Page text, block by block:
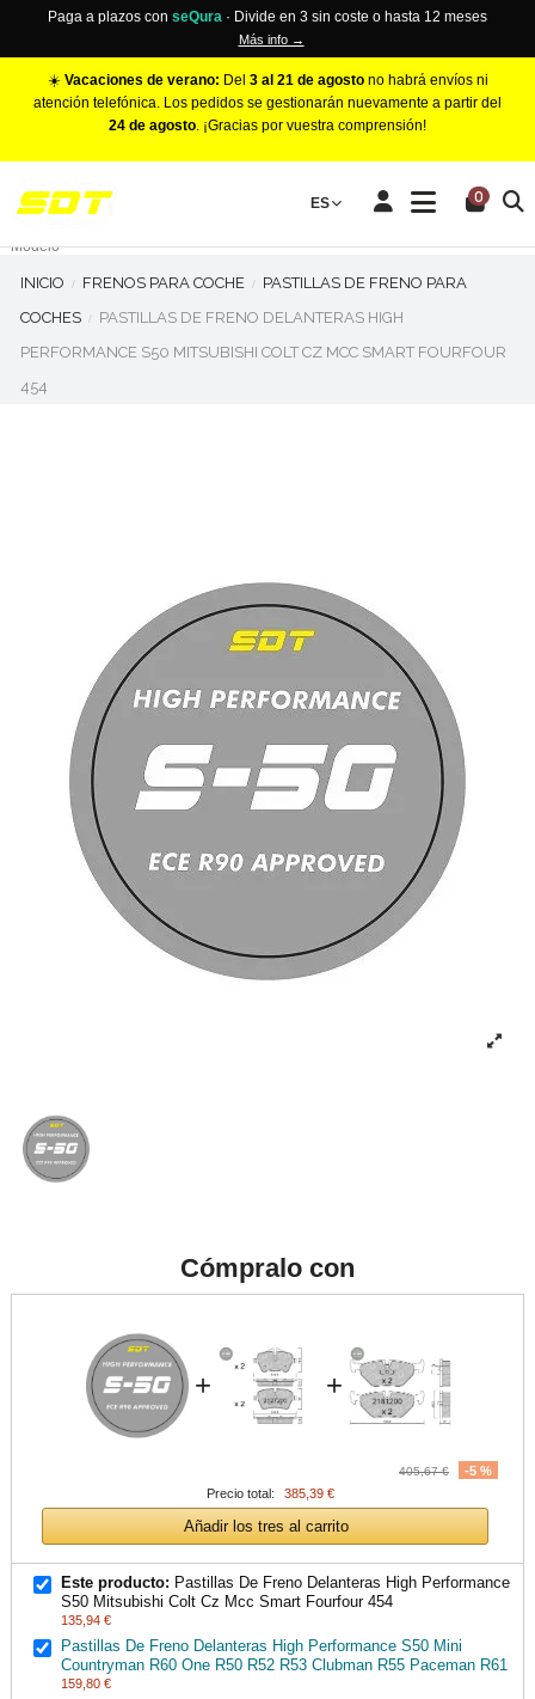
Paga a plazos con seQura · Divide en 3 sin coste o hasta 12 meses
Más info →
☀️ Vacaciones de verano: Del 3 al 21 de agostono habrá envíos ni
atención telefónica. Los pedidos se gestionarán nuevamente a partir del
24 de agosto. ¡Gracias por vuestra comprensión!
ES 0
Make
Modelo
INICIO FRENOS PARA COCHE
PASTILLAS DE FRENO PARA
COCHES
PASTILLAS DE FRENO DELANTERAS HIGH
PERFORMANCE S50 MITSUBISHI COLT CZ MCC SMART FOURFOUR
454
Cómpralo con
+ +
405,67 €
-5 %
Precio total:
385,39 €
Añadir los tres al carrito
Este producto: Pastillas De Freno Delanteras High Performance
S50 Mitsubishi Colt Cz Mcc Smart Fourfour 454
135,94 €
Pastillas De Freno Delanteras High Performance S50 Mini
Countryman R60 One R50 R52 R53 Clubman R55 Paceman R61
159,80 €